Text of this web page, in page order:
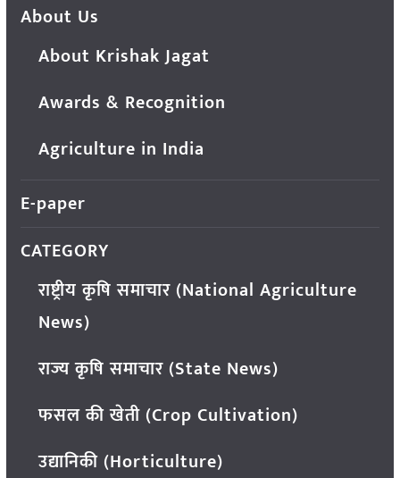
About Us
About Krishak Jagat
Awards & Recognition
Agriculture in India
E-paper
CATEGORY
राष्ट्रीय कृषि समाचार (National Agriculture
News)
राज्य कृषि समाचार (State News)
फसल की खेती (Crop Cultivation)
उद्यानिकी (Horticulture)